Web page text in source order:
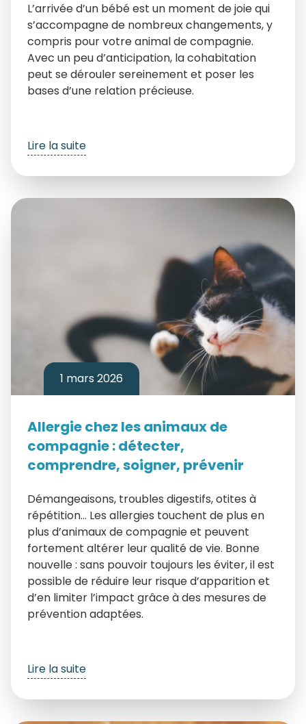
L’arrivée d’un bébé est un moment de joie qui
s’accompagne de nombreux changements, y
compris pour votre animal de compagnie.
Avec un peu d’anticipation, la cohabitation
peut se dérouler sereinement et poser les
bases d’une relation précieuse.
Lire la suite
1 mars 2026
Allergie chez les animaux de
compagnie : détecter,
comprendre, soigner, prévenir
Démangeaisons, troubles digestifs, otites à
répétition… Les allergies touchent de plus en
plus d’animaux de compagnie et peuvent
fortement altérer leur qualité de vie. Bonne
nouvelle : sans pouvoir toujours les éviter, il est
possible de réduire leur risque d’apparition et
d’en limiter l’impact grâce à des mesures de
prévention adaptées.
Lire la suite